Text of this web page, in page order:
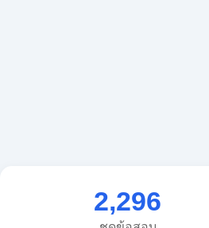
2,296
ชุดข้อสอบ